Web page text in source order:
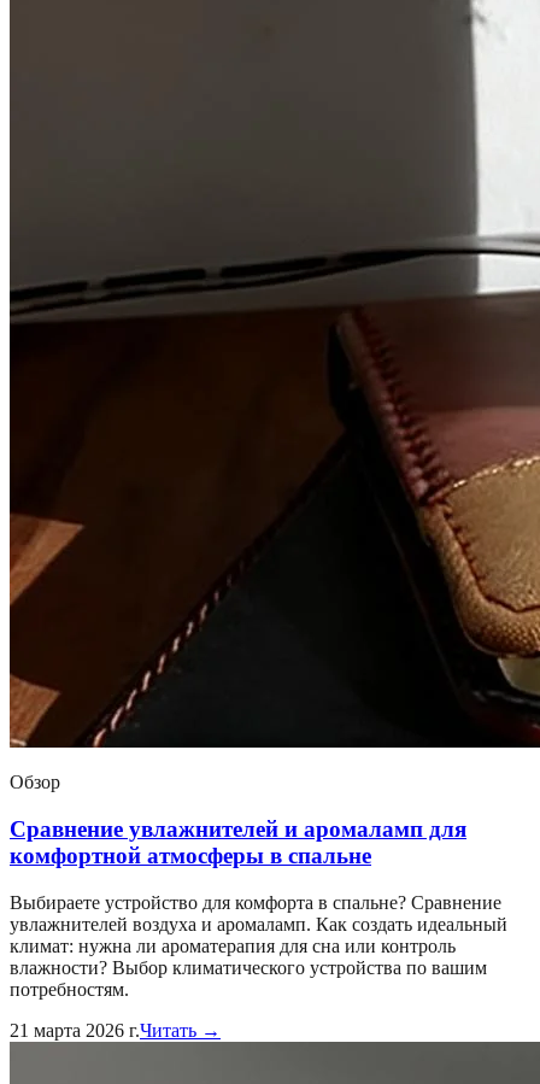
Обзор
Сравнение увлажнителей и аромаламп для
комфортной атмосферы в спальне
Выбираете устройство для комфорта в спальне? Сравнение
увлажнителей воздуха и аромаламп. Как создать идеальный
климат: нужна ли ароматерапия для сна или контроль
влажности? Выбор климатического устройства по вашим
потребностям.
21 марта 2026 г.Читать →